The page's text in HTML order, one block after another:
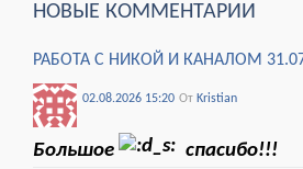
НОВЫЕ КОММЕНТАРИИ
РАБОТА С НИКОЙ И КАНАЛОМ
02.08.2026 15:20 От Kristian
Большое спасибо!!!